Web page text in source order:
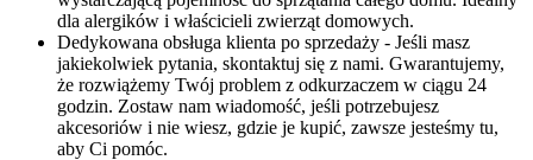
dla alergików i właścicieli zwierząt domowych.
Dedykowana obsługa klienta po sprzedaży - Jeśli masz
jakiekolwiek pytania, skontaktuj się z nami. Gwarantujemy,
że rozwiążemy Twój problem z odkurzaczem w ciągu 24
godzin. Zostaw nam wiadomość, jeśli potrzebujesz
akcesoriów i nie wiesz, gdzie je kupić, zawsze jesteśmy tu,
aby Ci pomóc.